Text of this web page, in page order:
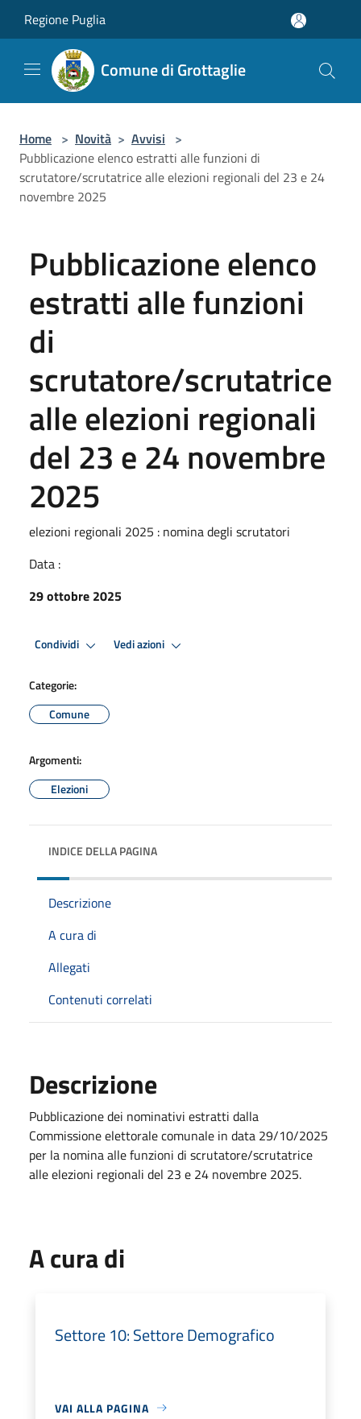
Regione Puglia
Comune di Grottaglie
Home > Novità > Avvisi >
Pubblicazione elenco estratti alle funzioni di
scrutatore/scrutatrice alle elezioni regionali del 23 e 24
novembre 2025
Pubblicazione elenco
estratti alle funzioni
di
scrutatore/scrutatrice
alle elezioni regionali
del 23 e 24 novembre
2025
elezioni regionali 2025 : nomina degli scrutatori
Data :
29 ottobre 2025
Condividi Vedi azioni
Categorie:
Comune
Argomenti:
Elezioni
INDICE DELLA PAGINA
Descrizione
A cura di
Allegati
Contenuti correlati
Descrizione
Pubblicazione dei nominativi estratti dalla
Commissione elettorale comunale in data 29/10/2025
per la nomina alle funzioni di scrutatore/scrutatrice
alle elezioni regionali del 23 e 24 novembre 2025.
A cura di
Settore 10: Settore Demografico
VAI ALLA PAGINA